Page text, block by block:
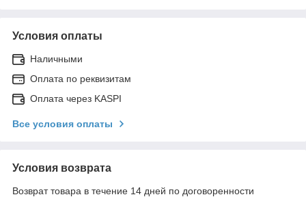
Условия оплаты
Наличными
Оплата по реквизитам
Оплата через KASPI
Все условия оплаты
Условия возврата
Возврат товара в течение 14 дней по договоренности